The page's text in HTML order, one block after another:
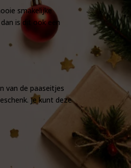
smakelijke
is dit ook een
van de paaseitjes
Je kunt deze